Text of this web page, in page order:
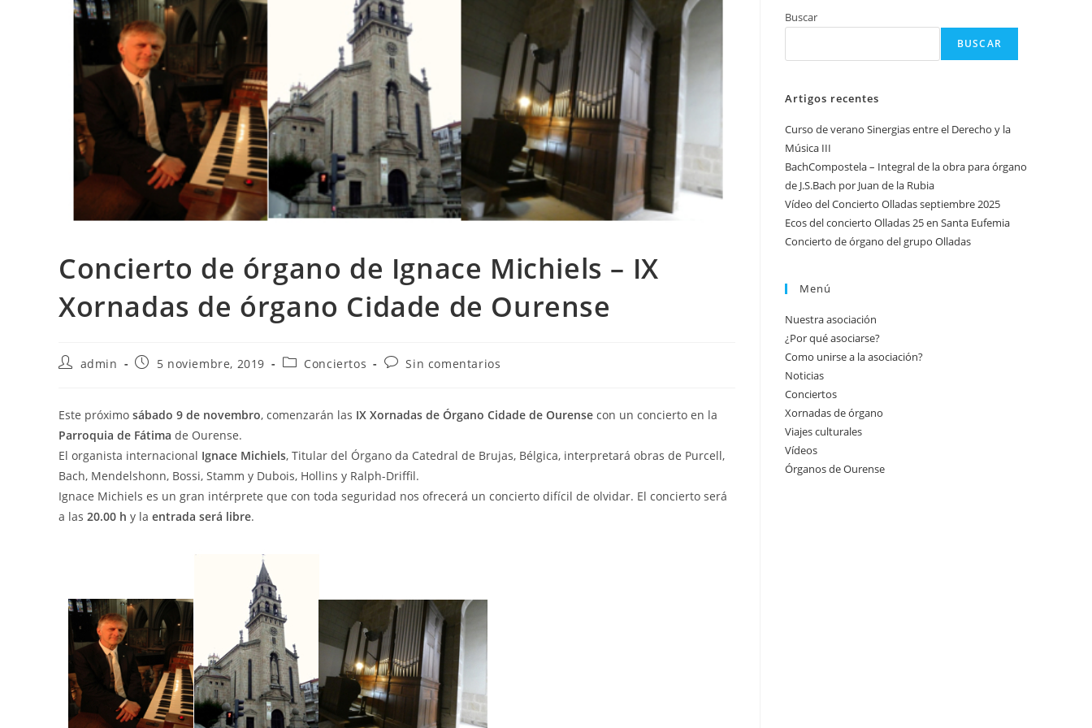
Concierto de órgano de Ignace Michiels – IX
Xornadas de órgano Cidade de Ourense
Autor
entrada:
admin
Publicación
entrada:
5 noviembre, 2019
Categoría
entrada:
Conciertos
Comentarios
entrada:
Sin comentarios
Este próximo sábado 9 de novembro, comenzarán las IX Xornadas de Órgano Cidade de Ourense con un concierto en la
Parroquia de Fátima de Ourense.
El organista internacional Ignace Michiels, Titular del Órgano da Catedral de Brujas, Bélgica, interpretará obras de Purcell,
Bach, Mendelshonn, Bossi, Stamm y Dubois, Hollins y Ralph-Driffil.
Ignace Michiels es un gran intérprete que con toda seguridad nos ofrecerá un concierto difícil de olvidar. El concierto será
a las 20.00 h y la entrada será libre.
Buscar
BUSCAR
Artigos recentes
Curso de verano Sinergias entre el Derecho y la
Música III
BachCompostela – Integral de la obra para órgano
de J.S.Bach por Juan de la Rubia
Vídeo del Concierto Olladas septiembre 2025
Ecos del concierto Olladas 25 en Santa Eufemia
Concierto de órgano del grupo Olladas
Menú
Nuestra asociación
¿Por qué asociarse?
Como unirse a la asociación?
Noticias
Conciertos
Xornadas de órgano
Viajes culturales
Vídeos
Órganos de Ourense